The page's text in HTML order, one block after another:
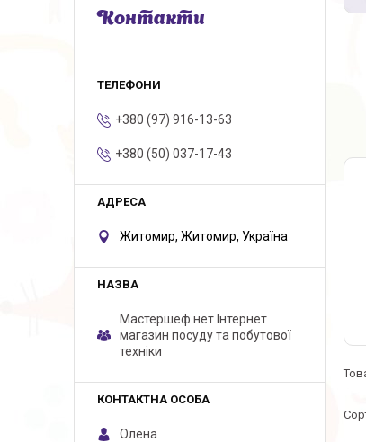
Контакти
+380 (97) 916-13-63
+380 (50) 037-17-43
Житомир, Житомир, Україна
Мастершеф.нет Iнтернет
магазин посуду та побутової
техніки
Олена